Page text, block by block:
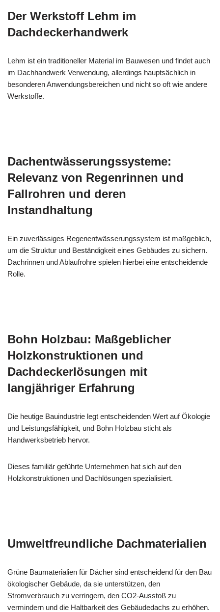
Der Werkstoff Lehm im
Dachdeckerhandwerk
Lehm ist ein traditioneller Material im Bauwesen und findet auch
im Dachhandwerk Verwendung, allerdings hauptsächlich in
besonderen Anwendungsbereichen und nicht so oft wie andere
Werkstoffe.
Dachentwässerungssysteme:
Relevanz von Regenrinnen und
Fallrohren und deren
Instandhaltung
Ein zuverlässiges Regenentwässerungssystem ist maßgeblich,
um die Struktur und Beständigkeit eines Gebäudes zu sichern.
Dachrinnen und Ablaufrohre spielen hierbei eine entscheidende
Rolle.
Bohn Holzbau: Maßgeblicher
Holzkonstruktionen und
Dachdeckerlösungen mit
langjähriger Erfahrung
Die heutige Bauindustrie legt entscheidenden Wert auf Ökologie
und Leistungsfähigkeit, und Bohn Holzbau sticht als
Handwerksbetrieb hervor.
Dieses familiär geführte Unternehmen hat sich auf den
Holzkonstruktionen und Dachlösungen spezialisiert.
Umweltfreundliche Dachmaterialien
Grüne Baumaterialien für Dächer sind entscheidend für den Bau
ökologischer Gebäude, da sie unterstützen, den
Stromverbrauch zu verringern, den CO2-Ausstoß zu
vermindern und die Haltbarkeit des Gebäudedachs zu erhöhen.